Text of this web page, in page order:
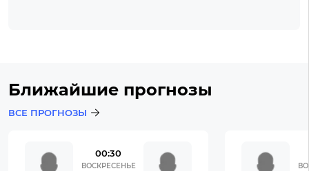
Ближайшие прогнозы
ВСЕ ПРОГНОЗЫ
00:30
ВОСКРЕСЕНЬЕ